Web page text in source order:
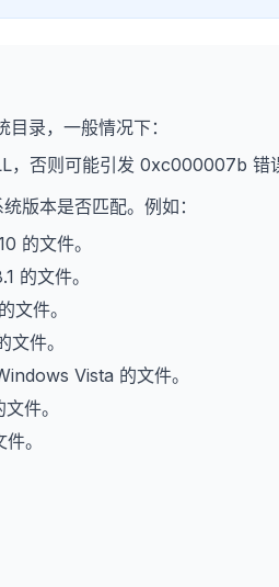
目录，一般情况下：
否则可能引发 0xc000007b 错
版本是否匹配。例如：
的文件。
的文件。
件。
件。
Vista 的文件。
件。
。